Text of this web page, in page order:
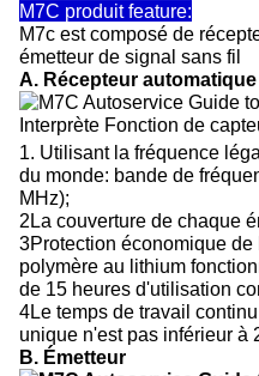
M7C produit feature:
M7c est composé de
émetteur de signal sans fil
A. Récepteur automatique
1. Utilisant la fréquence
du monde: bande de
MHz);
2La couverture de chaque
3Protection économique
polymère au lithium
de 15 heures d'utilisation
4Le temps de travail
unique n'est pas inférieur à
B. Émetteur